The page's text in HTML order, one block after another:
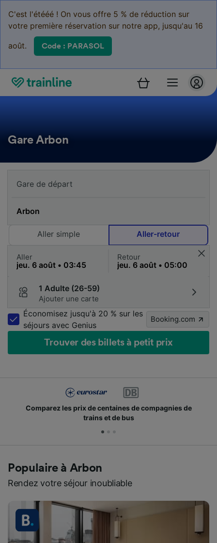
C'est l'étééé ! On vous offre 5 % de réduction sur
votre première réservation sur notre app, jusqu'au 16
août. Code : PARASOL
Gare Arbon
Aller simple Aller-retour
Aller Retour
1 Adulte (26-59)
Ajouter une carte
Économisez jusqu'à 20 % sur les
séjours avec Genius
Booking.com
Trouver des billets à petit prix
Comparez les prix de centaines de compagnies de
trains et de bus
Populaire à Arbon
Rendez votre séjour inoubliable